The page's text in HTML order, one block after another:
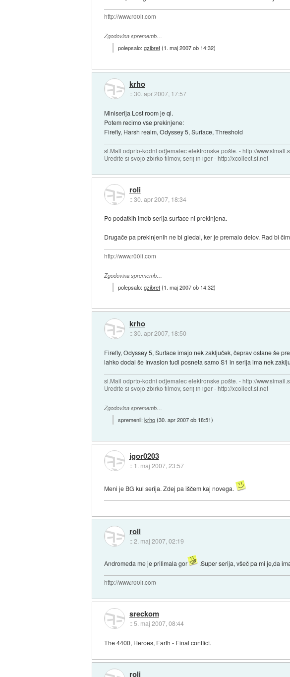
http://www.r00li.com
Zgodovina sprememb…
polepsalo:gzibret(1. maj 2007 ob 14:32)
krho
::30. apr 2007, 17:57
Miniserija Lost room je ql.
Potem recimo vse prekinjene:
Firefly, Harsh realm, Odyssey 5, Surface, Threshold
si.Mail odprto-kodni odjemalec elektronske pošte. - http://
Uredite si svojo zbirko filmov, serij in iger - http://xcollect.sf.net
roli
::30. apr 2007, 18:34
Po podatkih imdb serija surface ni prekinjena.
Drugače pa prekinjenih ne bi gledal, ker je premalo delov. Rad bi
http://www.r00li.com
Zgodovina sprememb…
polepsalo:gzibret(1. maj 2007 ob 14:32)
krho
::30. apr 2007, 18:50
Firefly, Odyssey 5, Surface imajo nek zaključek, čeprav ostane še
lahko dodal še Invasion tudi posneta samo S1 in serija ima nek
si.Mail odprto-kodni odjemalec elektronske pošte. - http://
Uredite si svojo zbirko filmov, serij in iger - http://xcollect.sf.net
Zgodovina sprememb…
spremenil:krho(30. apr 2007 ob 18:51)
igor0203
:: 1. maj 2007, 23:57
Meni je BG kul serija. Zdej pa iščem kaj novega.
roli
::2. maj 2007, 02:19
Andromeda me je prilimala gor .Super serija, všeč pa mi je,da
http://www.r00li.com
sreckom
::5. maj 2007, 08:44
The 4400, Heroes, Earth - Final conflict.
roli